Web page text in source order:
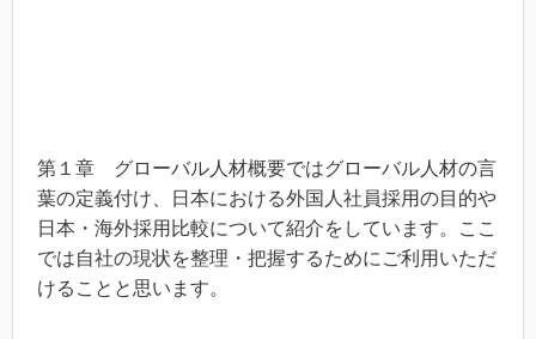
第１章 グローバル人材概要ではグローバル人材の言
葉の定義付け、日本における外国人社員採用の目的や
日本・海外採用比較について紹介をしています。ここ
では自社の現状を整理・把握するためにご利用いただ
けることと思います。